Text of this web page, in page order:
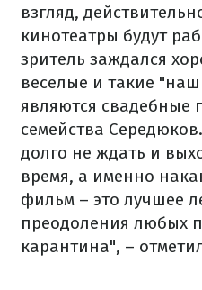
взгляд,
кинотеатры будут
зритель заждался
веселые и такие
являются свадебные
семейства
долго не ждать и
время, а именно
фильм – это лучшее
преодоления любых
карантина", –